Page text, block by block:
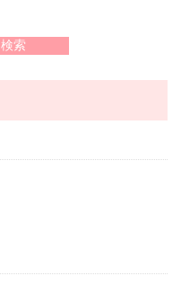
検索